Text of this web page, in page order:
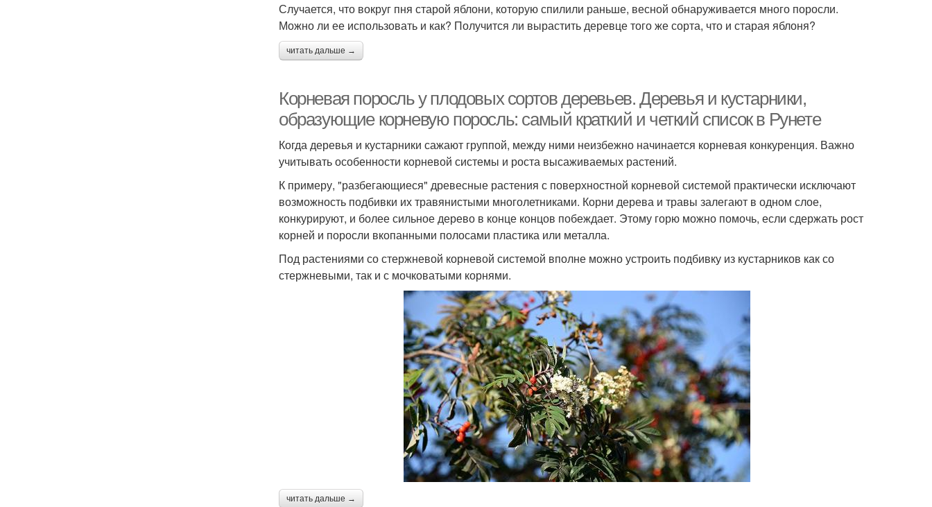
Случается, что вокруг пня старой яблони, которую спилили раньше, весной обнаруживается много поросли.
Можно ли ее использовать и как? Получится ли вырастить деревце того же сорта, что и старая яблоня?
читать дальше →
Корневая поросль у плодовых сортов деревьев. Деревья и кустарники,
образующие корневую поросль: самый краткий и четкий список в Рунете
Когда деревья и кустарники сажают группой, между ними неизбежно начинается корневая конкуренция. Важно
учитывать особенности корневой системы и роста высаживаемых растений.
К примеру, "разбегающиеся" древесные растения с поверхностной корневой системой практически исключают
возможность подбивки их травянистыми многолетниками. Корни дерева и травы залегают в одном слое,
конкурируют, и более сильное дерево в конце концов побеждает. Этому горю можно помочь, если сдержать рост
корней и поросли вкопанными полосами пластика или металла.
Под растениями со стержневой корневой системой вполне можно устроить подбивку из кустарников как со
стержневыми, так и с мочковатыми корнями.
читать дальше →